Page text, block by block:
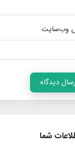
وب‌سایت
دیدگاه
شما